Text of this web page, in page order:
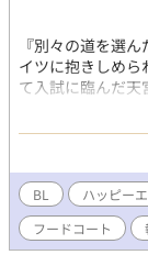
『別々の道を選
イツに抱きしめら
て入試に臨んだ
ながらに別れを
休みを終えたばか
も理央と再会す
めたい気持ちにな
で接してくる。
ためらいながらも
しい」との頼みを
ることになる。
BL ハッピー
フードコート